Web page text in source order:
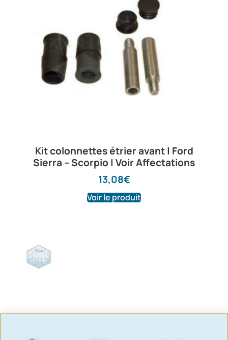
Kit colonnettes étrier avant | Ford
Sierra – Scorpio | Voir Affectations
13,08€
Voir le produit